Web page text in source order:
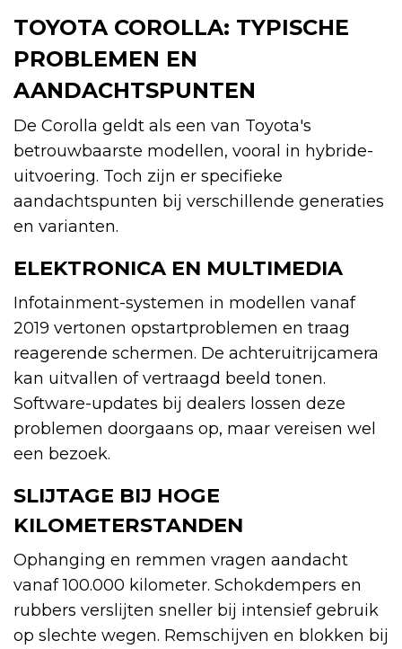
TOYOTA COROLLA: TYPISCHE
PROBLEMEN EN
AANDACHTSPUNTEN
De Corolla geldt als een van Toyota's
betrouwbaarste modellen, vooral in hybride-
uitvoering. Toch zijn er specifieke
aandachtspunten bij verschillende generaties
en varianten.
ELEKTRONICA EN MULTIMEDIA
Infotainment-systemen in modellen vanaf
2019 vertonen opstartproblemen en traag
reagerende schermen. De achteruitrijcamera
kan uitvallen of vertraagd beeld tonen.
Software-updates bij dealers lossen deze
problemen doorgaans op, maar vereisen wel
een bezoek.
SLIJTAGE BIJ HOGE
KILOMETERSTANDEN
Ophanging en remmen vragen aandacht
vanaf 100.000 kilometer. Schokdempers en
rubbers verslijten sneller bij intensief gebruik
op slechte wegen. Remschijven en blokken bij